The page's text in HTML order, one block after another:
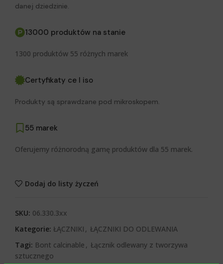
danej dziedzinie.
13000 produktów na stanie
1300 produktów 55 różnych marek
Certyfikaty ce I iso
Produkty są sprawdzane pod mikroskopem.
55 marek
Oferujemy różnorodną gamę produktów dla 55 marek.
Dodaj do listy życzeń
SKU: 06.330.3xx
Kategorie: ŁĄCZNIKI , ŁĄCZNIKI DO ODLEWANIA
Tagi: Bont calcinable , Łącznik odlewany z tworzywa
sztucznego